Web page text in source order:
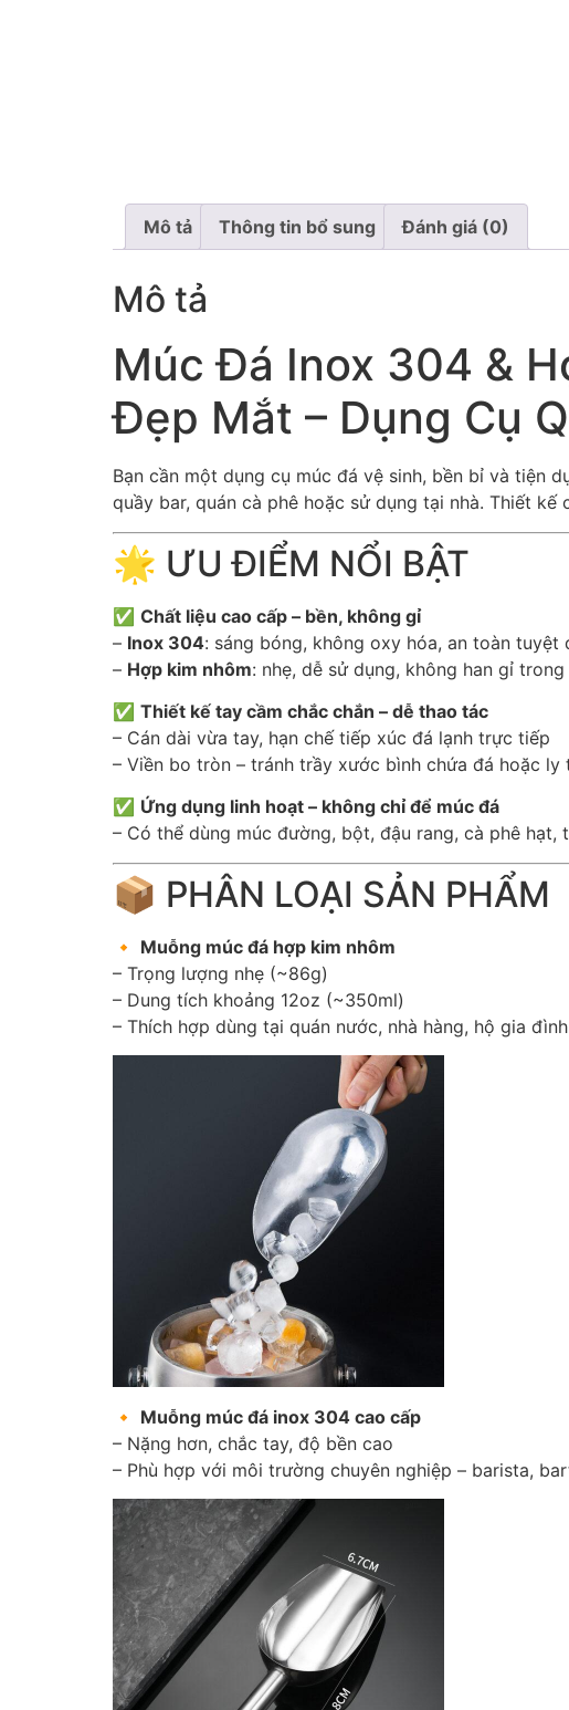
Mô tả Thông tin bổ sung Đánh giá (0)
Mô tả
Múc Đá Inox 304 &
Đẹp Mắt – Dụng Cụ
Bạn cần một dụng cụ múc đá vệ sinh, bền bỉ và tiện
quầy bar, quán cà phê hoặc sử dụng tại nhà. Thiết
🌟 ƯU ĐIỂM NỔI BẬT
✅ Chất liệu cao cấp – bền, không gỉ
– Inox 304: sáng bóng, không oxy hóa, an toàn tuyệt
– Hợp kim nhôm: nhẹ, dễ sử dụng, không han gỉ
✅ Thiết kế tay cầm chắc chắn – dễ thao tác
– Cán dài vừa tay, hạn chế tiếp xúc đá lạnh trực tiếp
– Viền bo tròn – tránh trầy xước bình chứa đá hoặc ly
✅ Ứng dụng linh hoạt – không chỉ để múc đá
– Có thể dùng múc đường, bột, đậu rang, cà phê hạt,
📦 PHÂN LOẠI SẢN PHẨM
🔸 Muỗng múc đá hợp kim nhôm
– Trọng lượng nhẹ (~86g)
– Dung tích khoảng 12oz (~350ml)
– Thích hợp dùng tại quán nước, nhà hàng, hộ gia đình
🔸 Muỗng múc đá inox 304 cao cấp
– Nặng hơn, chắc tay, độ bền cao
– Phù hợp với môi trường chuyên nghiệp – barista,